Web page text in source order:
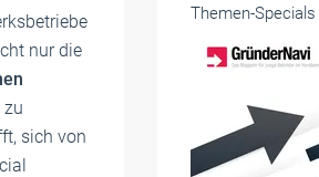
nur die
zu
sich von
Themen-Specials